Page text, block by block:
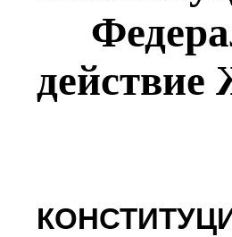
действие